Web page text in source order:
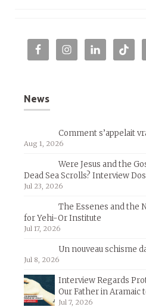
News
Comment s’appelait
Aug 1, 2026
Were Jesus and the
Dead Sea Scrolls? Interview
Jul 23, 2026
The Essenes and the
for Yehi-Or Institute
Jul 17, 2026
Un nouveau schisme
Jul 8, 2026
Interview Regards
Our Father in Aramaic
Jul 7, 2026